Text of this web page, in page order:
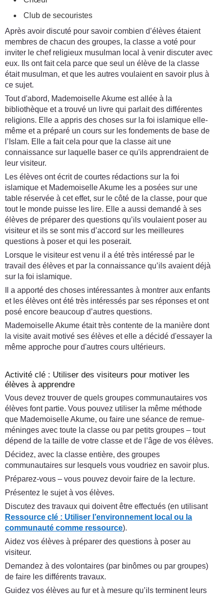
Club de secouristes
Après avoir discuté pour savoir combien d’élèves étaient
membres de chacun des groupes, la classe a voté pour
inviter le chef religieux musulman local à venir discuter avec
eux. Ils ont fait cela parce que seul un élève de la classe
était musulman, et que les autres voulaient en savoir plus à
ce sujet.
Tout d'abord, Mademoiselle Akume est allée à la
bibliothèque et a trouvé un livre qui parlait des différentes
religions. Elle a appris des choses sur la foi islamique elle-
même et a préparé un cours sur les fondements de base de
l’Islam. Elle a fait cela pour que la classe ait une
connaissance sur laquelle baser ce qu'ils apprendraient de
leur visiteur.
Les élèves ont écrit de courtes rédactions sur la foi
islamique et Mademoiselle Akume les a posées sur une
table réservée à cet effet, sur le côté de la classe, pour que
tout le monde puisse les lire. Elle a aussi demandé à ses
élèves de préparer des questions qu’ils voulaient poser au
visiteur et ils se sont mis d’accord sur les meilleures
questions à poser et qui les poserait.
Lorsque le visiteur est venu il a été très intéressé par le
travail des élèves et par la connaissance qu’ils avaient déjà
sur la foi islamique.
Il a apporté des choses intéressantes à montrer aux enfants
et les élèves ont été très intéressés par ses réponses et ont
posé encore beaucoup d’autres questions.
Mademoiselle Akume était très contente de la manière dont
la visite avait motivé ses élèves et elle a décidé d'essayer la
même approche pour d'autres cours ultérieurs.
Activité clé : Utiliser des visiteurs pour motiver les
élèves à apprendre
Vous devez trouver de quels groupes communautaires vos
élèves font partie. Vous pouvez utiliser la même méthode
que Mademoiselle Akume, ou faire une séance de remue-
méninges avec toute la classe ou par petits groupes – tout
dépend de la taille de votre classe et de l’âge de vos élèves.
Décidez, avec la classe entière, des groupes
communautaires sur lesquels vous voudriez en savoir plus.
Préparez-vous – vous pouvez devoir faire de la lecture.
Présentez le sujet à vos élèves.
Discutez des travaux qui doivent être effectués (en utilisant
Ressource clé : Utiliser l’environnement local ou la
communauté comme ressource).
Aidez vos élèves à préparer des questions à poser au
visiteur.
Demandez à des volontaires (par binômes ou par groupes)
de faire les différents travaux.
Guidez vos élèves au fur et à mesure qu’ils terminent leurs